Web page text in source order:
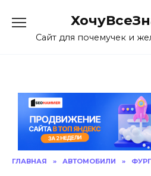
contentСайт для почемучек и
ГЛАВНАЯ » АВТОМОБИЛИ »